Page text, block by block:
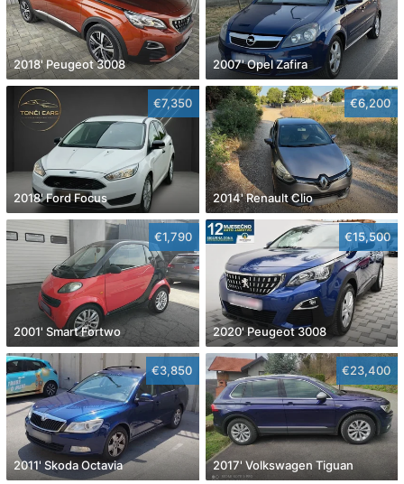
2018' Peugeot 3008 2007' Opel Zafira
€7,350
2018' Ford Focus
€6,200
2014' Renault Clio
€1,790
2001' Smart Fortwo
€15,500
2020' Peugeot 3008
€3,850
2011' Skoda Octavia
€23,400
2017' Volkswagen Tiguan